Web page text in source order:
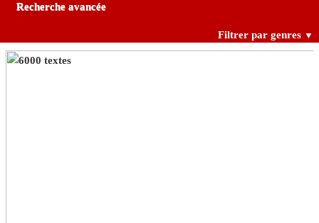
Recherche avancée
Filtrer par genres ▼